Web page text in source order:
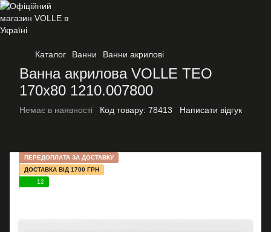
Каталог Ванни Ванни акрилові
Ванна акрилова VOLLE TEO
170x80 1210.007800
Немає в наявності Код товару: 78413 Написати відгук
ПЕРЕДОПЛАТА ЗА ДОСТАВКУ
ДОСТАВКА ВІД 1700 ГРН
12